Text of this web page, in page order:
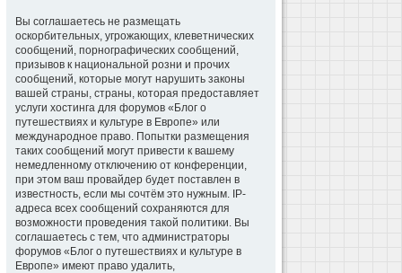
Вы соглашаетесь не размещать
оскорбительных, угрожающих, клеветнических
сообщений, порнографических сообщений,
призывов к национальной розни и прочих
сообщений, которые могут нарушить законы
вашей страны, страны, которая предоставляет
услуги хостинга для форумов «Блог о
путешествиях и культуре в Европе» или
международное право. Попытки размещения
таких сообщений могут привести к вашему
немедленному отключению от конференции,
при этом ваш провайдер будет поставлен в
известность, если мы сочтём это нужным. IP-
адреса всех сообщений сохраняются для
возможности проведения такой политики. Вы
соглашаетесь с тем, что администраторы
форумов «Блог о путешествиях и культуре в
Европе» имеют право удалить,